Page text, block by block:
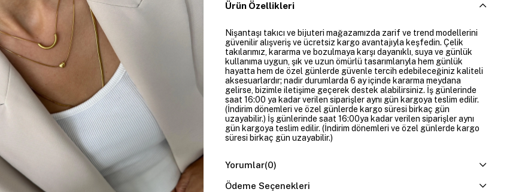
Ürün Özellikleri
Nişantaşı takıcı ve bijuteri mağazamızda zarif ve trend modellerini
güvenilir alışveriş ve ücretsiz kargo avantajıyla keşfedin. Çelik
takılarımız, kararma ve bozulmaya karşı dayanıklı, suya ve günlük
kullanıma uygun, şık ve uzun ömürlü tasarımlarıyla hem günlük
hayatta hem de özel günlerde güvenle tercih edebileceğiniz kaliteli
aksesuarlardır; nadir durumlarda 6 ay içinde kararma meydana
gelirse, bizimle iletişime geçerek destek alabilirsiniz. İş günlerinde
saat 16:00 ya kadar verilen siparişler aynı gün kargoya teslim edilir.
(İndirim dönemleri ve özel günlerde kargo süresi birkaç gün
uzayabilir.) İş günlerinde saat 16:00ya kadar verilen siparişler aynı
gün kargoya teslim edilir. (İndirim dönemleri ve özel günlerde kargo
süresi birkaç gün uzayabilir.)
Yorumlar(0)
Ödeme Seçenekleri